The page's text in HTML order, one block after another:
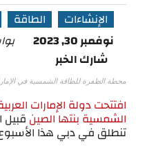
الإنشاءات الطاقة
نوفمبر 30, 2023
شارك الخبر
محطة الظفرة للطاقة الشمسية في
افتتحت دولة الإمارات
الشمسية بنتها الصينقبيل
تنطلق في دبي هذا